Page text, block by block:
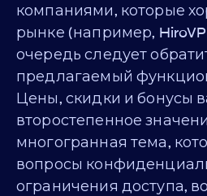
компаниями, которые
рынке (например,
очередь следует
предлагаемый
Цены, скидки и бонусы
второстепенное
многогранная тема,
вопросы
ограничения доступа,